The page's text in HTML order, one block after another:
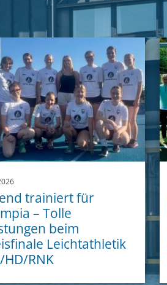
trainiert für
– Tolle
beim
Leichtathletik
HD/RNK